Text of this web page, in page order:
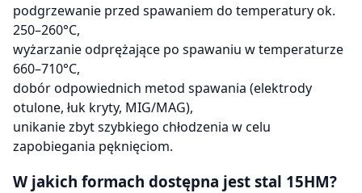
podgrzewanie przed spawaniem do temperatury ok.
250–260°C,
wyżarzanie odprężające po spawaniu w temperaturze
660–710°C,
dobór odpowiednich metod spawania (elektrody
otulone, łuk kryty, MIG/MAG),
unikanie zbyt szybkiego chłodzenia w celu
zapobiegania pęknięciom.
W jakich formach dostępna jest stal 15HM?